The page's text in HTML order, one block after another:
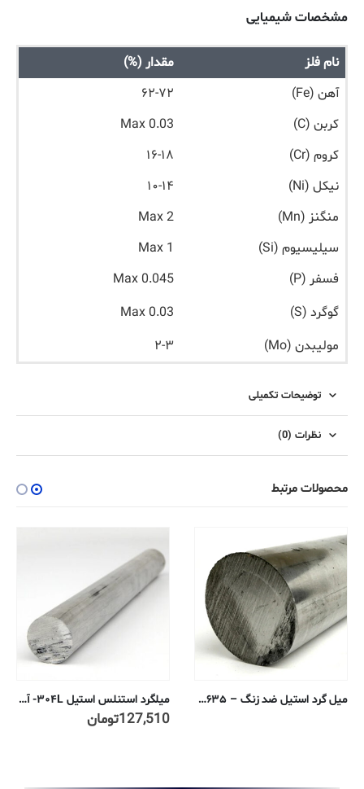
مشخصات شیمیایی
نام فلز
مقدار (%)
آهن (Fe)
۶۲-۷۲
کربن (C)
Max 0.03
کروم (Cr)
۱۶-۱۸
نیکل (Ni)
۱۰-۱۴
منگنز (Mn)
Max 2
سیلیسیوم (Si)
Max 1
فسفر (P)
Max 0.045
گوگرد (S)
Max 0.03
مولیبدن (Mo)
۲-۳
توضیحات تکمیلی
نظرات (0)
محصولات مرتبط
میل گرد استیل ضد زنگ – ۰٫۶۳۵ سانتی متر – ۳۰۳ پوشش خنک کننده آنیل میلگرد استنلس استیل ۳۰۴L- آنیل شده تمام کاری سرد ۶ میلیمتر
127,510تومان